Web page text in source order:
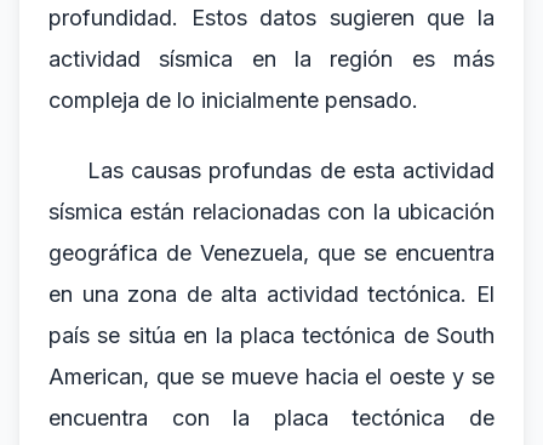
profundidad. Estos datos sugieren que la
actividad sísmica en la región es más
compleja de lo inicialmente pensado.
Las causas profundas de esta actividad
sísmica están relacionadas con la ubicación
geográfica de Venezuela, que se encuentra
en una zona de alta actividad tectónica. El
país se sitúa en la placa tectónica de South
American, que se mueve hacia el oeste y se
encuentra con la placa tectónica de